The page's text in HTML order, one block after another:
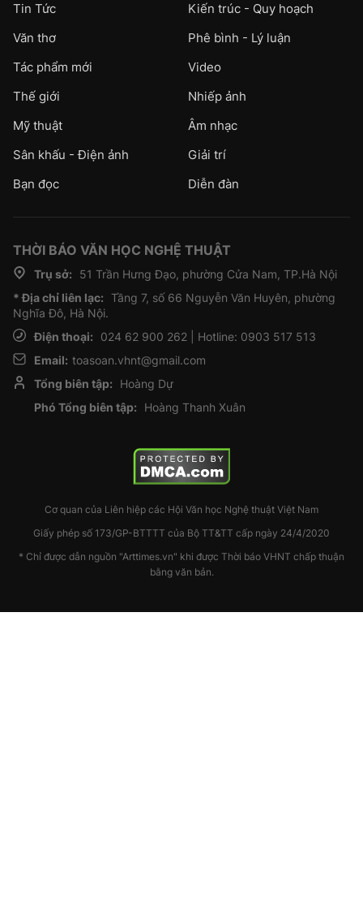
Tin Tức
Kiến trúc - Quy hoạch
Văn thơ
Phê bình - Lý luận
Tác phẩm mới
Video
Thế giới
Nhiếp ảnh
Mỹ thuật
Âm nhạc
Sân khấu - Điện ảnh
Giải trí
Bạn đọc
Diễn đàn
THỜI BÁO VĂN HỌC NGHỆ THUẬT
Trụ sở:
51 Trần Hưng Đạo, phường Cửa Nam, TP.Hà Nội
* Địa chỉ liên lạc: Tầng 7, số 66 Nguyễn Văn Huyên, phường
Nghĩa Đô, Hà Nội.
Điện thoại:
024 62 900 262 | Hotline: 0903 517 513
Email: toasoan.vhnt@gmail.com
Tổng biên tập:
Hoàng Dự
Phó Tổng biên tập:
Hoàng Thanh Xuân
Cơ quan của Liên hiệp các Hội Văn học Nghệ thuật Việt Nam
Giấy phép số 173/GP-BTTTT của Bộ TT&TT cấp ngày 24/4/2020
* Chỉ được dẫn nguồn "Arttimes.vn" khi được Thời báo VHNT chấp thuận
bằng văn bản.